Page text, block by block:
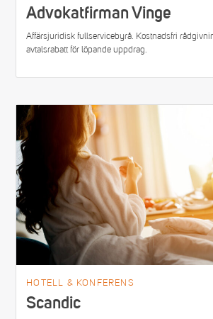
Advokatfirman Vinge
Affärsjuridisk fullservicebyrå. Kostnadsfri
avtalsrabatt för löpande uppdrag.
HOTELL & KONFERENS
Scandic